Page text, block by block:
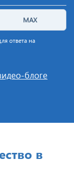
MAX
ответа на
блоге
в